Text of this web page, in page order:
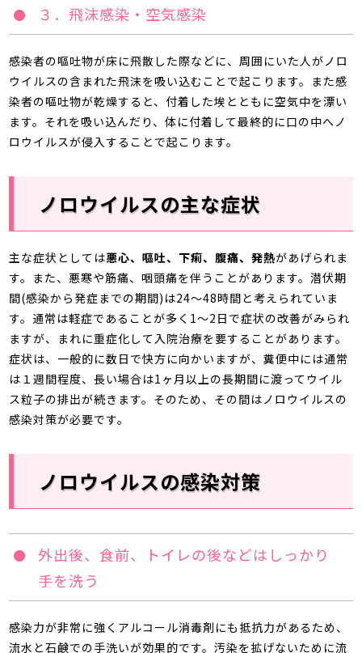
３．飛沫感染・空気感染
感染者の嘔吐物が床に飛散した際などに、周囲にいた人がノロ
ウイルスの含まれた飛沫を吸い込むことで起こります。また感
染者の嘔吐物が乾燥すると、付着した埃とともに空気中を漂い
ます。それを吸い込んだり、体に付着して最終的に口の中へノ
ロウイルスが侵入することで起こります。
ノロウイルスの主な症状
主な症状としては悪心、嘔吐、下痢、腹痛、発熱があげられま
す。また、悪寒や筋痛、咽頭痛を伴うことがあります。潜伏期
間(感染から発症までの期間)は24～48時間と考えられていま
す。通常は軽症であることが多く1～2日で症状の改善がみられ
ますが、まれに重症化して入院治療を要することがあります。
症状は、一般的に数日で快方に向かいますが、糞便中には通常
は１週間程度、長い場合は1ヶ月以上の長期間に渡ってウイル
ス粒子の排出が続きます。そのため、その間はノロウイルスの
感染対策が必要です。
ノロウイルスの感染対策
外出後、食前、トイレの後などはしっかり
手を洗う
感染力が非常に強くアルコール消毒剤にも抵抗力があるため、
流水と石鹸での手洗いが効果的です。汚染を拡げないために流